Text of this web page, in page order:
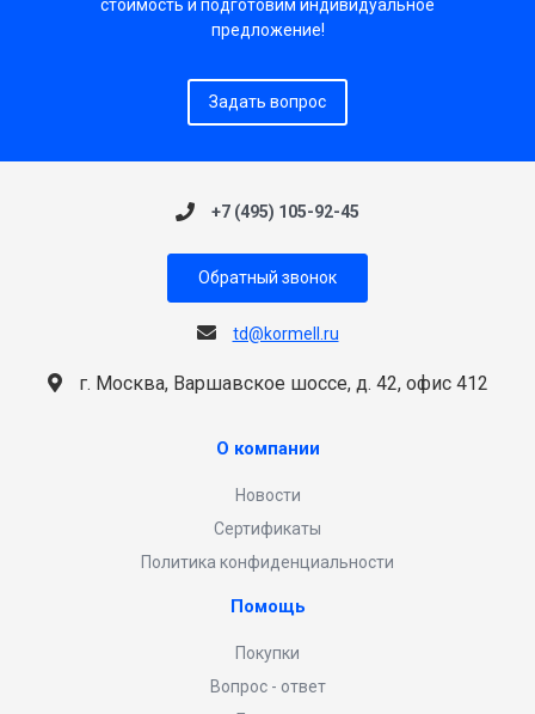
стоимость и подготовим индивидуальное
предложение!
Задать вопрос
+7 (495) 105-92-45
Обратный звонок
td@kormell.ru
г. Москва, Варшавское шоссе, д. 42, офис 412
О компании
Новости
Сертификаты
Политика конфиденциальности
Помощь
Покупки
Вопрос - ответ